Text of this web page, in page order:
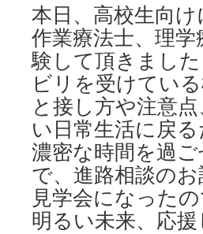
本日、高校生向
作業療法士、理
験して頂きまし
ビリを受けてい
と接し方や注意
い日常生活に戻
濃密な時間を過
で、進路相談の
見学会になった
明るい未来、応